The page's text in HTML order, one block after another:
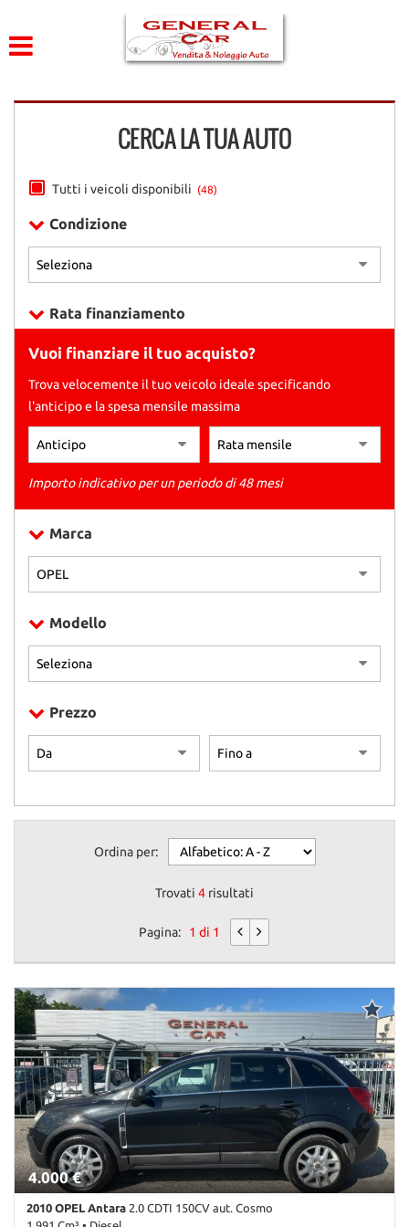
ACQUISTIAMO USATO
CERCA LA TUA AUTO
Tutti i veicoli disponibili (48)
Condizione
Rata finanziamento
Vuoi finanziare il tuo acquisto?
Trova velocemente il tuo veicolo ideale specificando
l'anticipo e la spesa mensile massima
Importo indicativo per un periodo di 48 mesi
Marca
Modello
Prezzo
Ordina per:
Trovati 4 risultati
Pagina: 1 di 1
4.000 €
2010 OPEL Antara 2.0 CDTI 150CV aut. Cosmo
tue
consenso
pannello
ti
di
esprimere
tue
preferenze
alle
tecnologie
tracciamento
adottiamo
offrire
le
svolgere
seguito
Per
maggiori
di
cookie
Puoi
rivedere
e
modificare
le
tue
scelte
in
qualsiasi
momento.